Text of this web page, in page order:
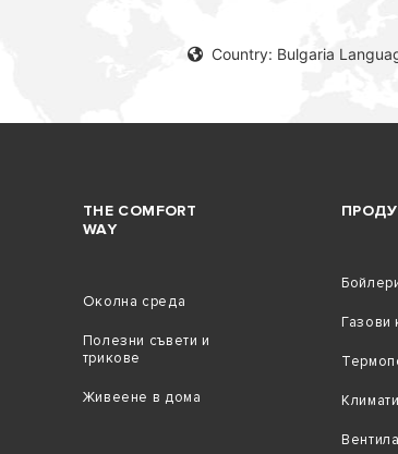
Country: Bulgaria
THE COMFORT
WAY
Околна среда
Полезни съвети и
трикове
Живеене в дома
Газови